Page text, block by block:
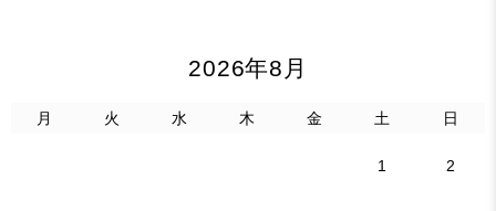
2026年8月
月 火 水 木 金 土 日
1 2